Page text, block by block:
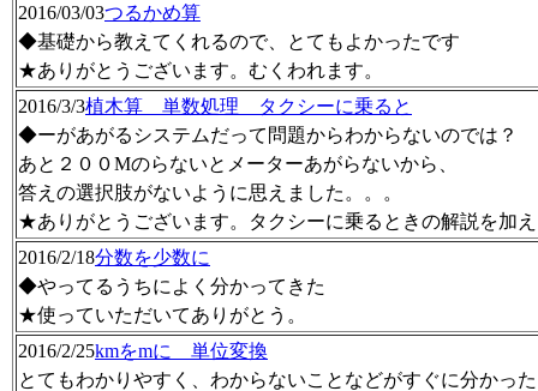
2016/03/03つるかめ算
◆基礎から教えてくれるので、とてもよかったです
★ありがとうございます。むくわれます。
2016/3/3植木算 単数処理 タクシーに乗ると
◆ーがあがるシステムだって問題からわからないのでは？
あと２００Mのらないとメーターあがらないから、
答えの選択肢がないように思えました。。。
★ありがとうございます。タクシーに乗るときの解説を加
2016/2/18分数を少数に
◆やってるうちによく分かってきた
★使っていただいてありがとう。
2016/2/25kmをmに 単位変換
とてもわかりやすく、わからないことなどがすぐに分かっ